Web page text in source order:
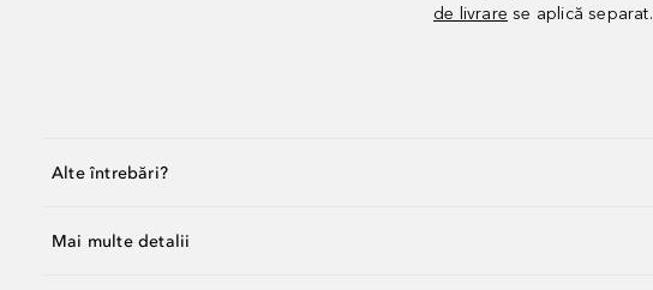
de livrare se aplică separat.
Alte întrebări?
Mai multe detalii